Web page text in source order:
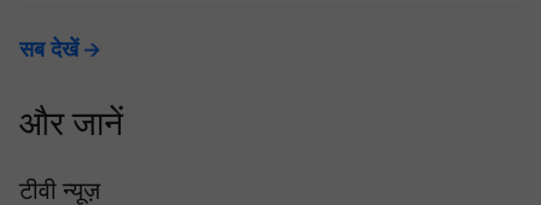
सब देखें
और जानें
टीवी न्यूज़